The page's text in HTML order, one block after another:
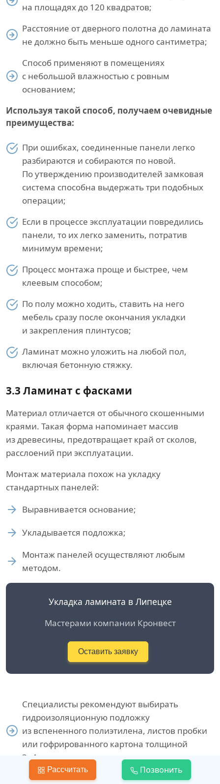
на площадях до 120 квадратов;
Расстояние от дверного полотна до ламината
не должно быть меньше одного сантиметра;
Способ применяют в помещениях
с небольшой влажностью с ровным
основанием;
Используя такой способ, получаем очевидные
преимущества:
При ошибках, соединенные панели легко
разбираются и собираются по новой.
По утверждению производителей замковая
система способна выдержать три подобных
операции;
Если в процессе эксплуатации повредились
панели, то их легко заменить, потратив
минимум времени;
Процесс монтажа проще и быстрее, чем
клеевым способом;
По полу можно ходить, ставить на него
мебель сразу после окончания укладки
и закрепления плинтусов;
Ламинат можно уложить на любой пол,
включая бетонную стяжку.
3.3 Ламинат с фасками
Материал отличается от обычного скошенными
краями. Такая форма напоминает массив
из древесины, предотвращает край от сколов,
расслоений при эксплуатации.
Монтаж материала похож на укладку
стандартных панелей:
Выравнивается основание;
Укладывается подложка;
Монтаж панелей осуществляют любым
методом.
Укладка ламината в Липецке
Мастерами компании Кронвест
Оставить заявку
Специалисты рекомендуют выбирать
гидроизоляционную подложку
из вспененного полиэтилена, листов пробки
или гофрированного картона толщиной
3−4 миллиметра.
Выбирайте соединение исходя из задач, которые
Рассчитать Позвонить